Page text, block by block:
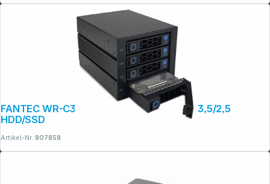
FANTEC WR-C3141-12G Backplane für 4x 3,5/2,5
HDD/SSD
Artikel-Nr.:807858